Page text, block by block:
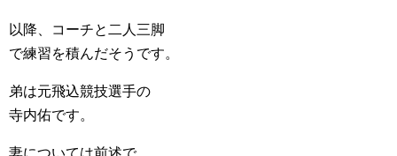
以降、コーチと二人三脚
で練習を積んだそうです。
弟は元飛込競技選手の
寺内佑です。
妻については前述で